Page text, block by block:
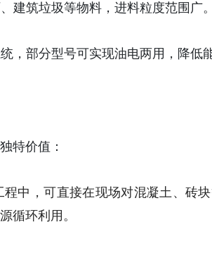
建筑垃圾等物料，进料粒度范围广。
，部分型号可实现油电两用，降低能
特价值：
中，可直接在现场对混凝土、砖
循环利用。